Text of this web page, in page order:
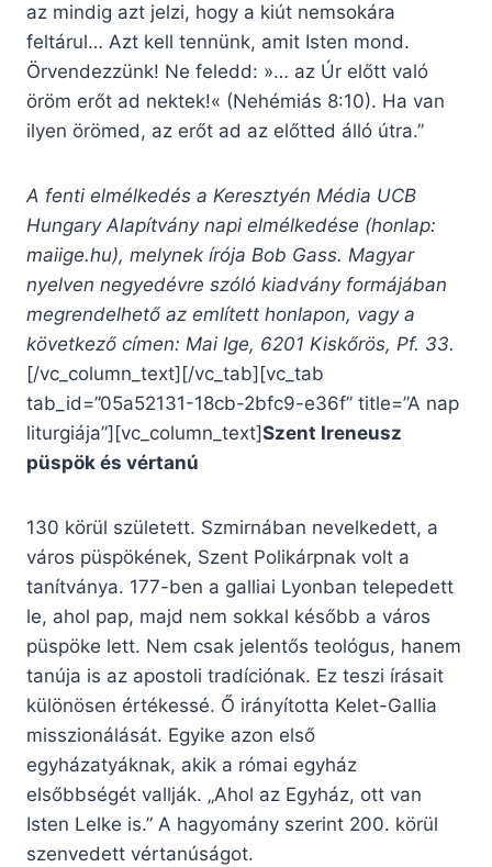
az mindig azt jelzi, hogy a kiút nemsokára
feltárul… Azt kell tennünk, amit Isten mond.
Örvendezzünk! Ne feledd: »… az Úr előtt való
öröm erőt ad nektek!« (Nehémiás 8:10). Ha van
ilyen örömed, az erőt ad az előtted álló útra.”
A fenti elmélkedés a Keresztyén Média UCB
Hungary Alapítvány napi elmélkedése (honlap:
maiige.hu), melynek írója Bob Gass. Magyar
nyelven negyedévre szóló kiadvány formájában
megrendelhető az említett honlapon, vagy a
következő címen: Mai Ige, 6201 Kiskőrös, Pf. 33.
[/vc_column_text][/vc_tab][vc_tab
tab_id=”05a52131-18cb-2bfc9-e36f” title=”A nap
liturgiája”][vc_column_text]Szent Ireneusz
püspök és vértanú
130 körül született. Szmirnában nevelkedett, a
város püspökének, Szent Polikárpnak volt a
tanítványa. 177-ben a galliai Lyonban telepedett
le, ahol pap, majd nem sokkal később a város
püspöke lett. Nem csak jelentős teológus, hanem
tanúja is az apostoli tradíciónak. Ez teszi írásait
különösen értékessé. Ő irányította Kelet-Gallia
misszionálását. Egyike azon első
egyházatyáknak, akik a római egyház
elsőbbségét vallják. „Ahol az Egyház, ott van
Isten Lelke is.” A hagyomány szerint 200. körül
szenvedett vértanúságot.